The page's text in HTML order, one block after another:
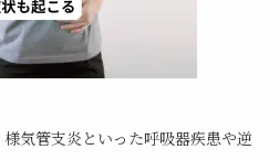
気管支炎といった呼吸器疾患や逆